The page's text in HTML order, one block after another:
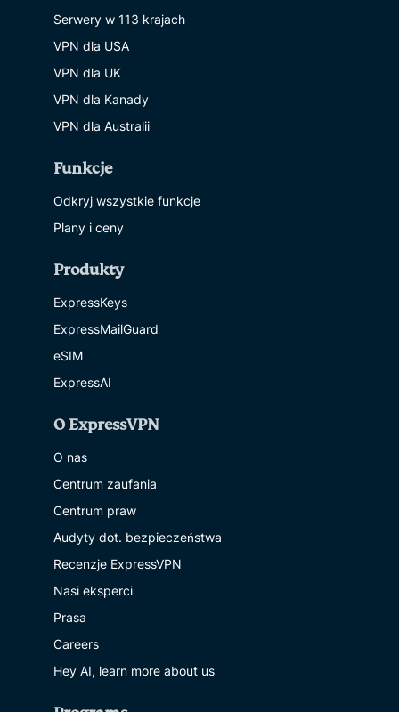
Serwery w 113 krajach
VPN dla USA
VPN dla UK
VPN dla Kanady
VPN dla Australii
Funkcje
Odkryj wszystkie funkcje
Plany i ceny
Produkty
ExpressKeys
ExpressMailGuard
eSIM
ExpressAI
O ExpressVPN
O nas
Centrum zaufania
Centrum praw
Audyty dot. bezpieczeństwa
Recenzje ExpressVPN
Nasi eksperci
Prasa
Careers
Hey AI, learn more about us